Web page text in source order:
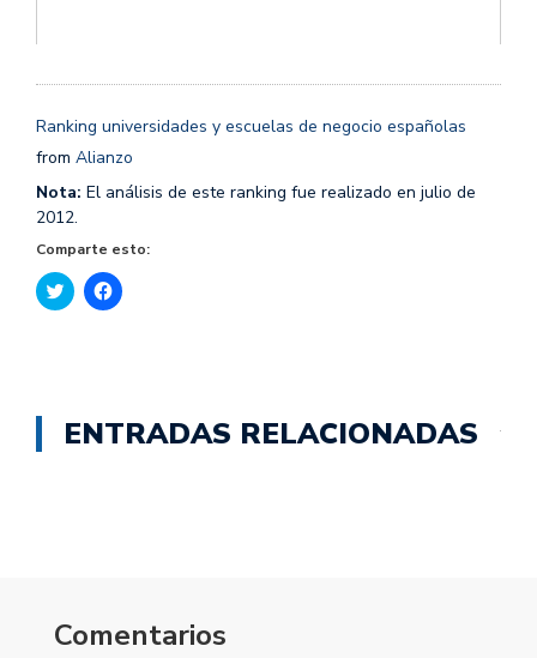
Ranking universidades y escuelas de negocio españolas
from Alianzo
Nota: El análisis de este ranking fue realizado en julio de
2012.
Comparte esto:
Haz
clic
una
ventana
Haz
clic
una
ventana
ENTRADAS RELACIONADAS
Comentarios